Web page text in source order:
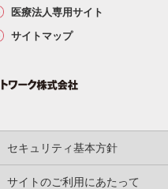
医療法人専用サイト
サイトマップ
セキュリティ基本方針
サイトのご利用にあたって